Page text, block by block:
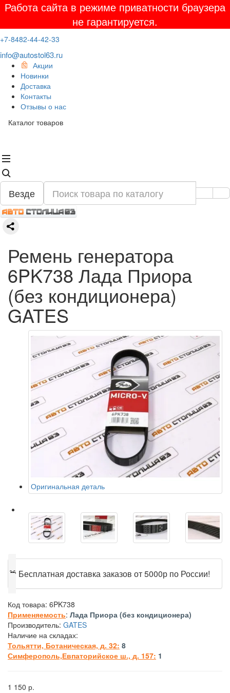
Работа сайта в режиме приватности браузера
не гарантируется.
+7-8482-44-42-33
info@autostol63.ru
Акции
Новинки
Доставка
Контакты
Отзывы о нас
Каталог товаров
Везде
Ремень генератора
6PK738 Лада Приора
(без кондиционера)
GATES
Оригинальная деталь
🎁 Бесплатная доставка заказов от 5000р по России!
Код товара: 6PK738
Применяемость: Лада Приора (без кондиционера)
Производитель: GATES
Наличие на складах:
Тольятти, Ботаническая, д. 32: 8
Симферополь,Евпаторийское ш., д. 157: 1
1 150 р.